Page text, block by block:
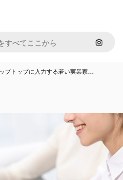
画像で
プトップに入力する若い実業家…